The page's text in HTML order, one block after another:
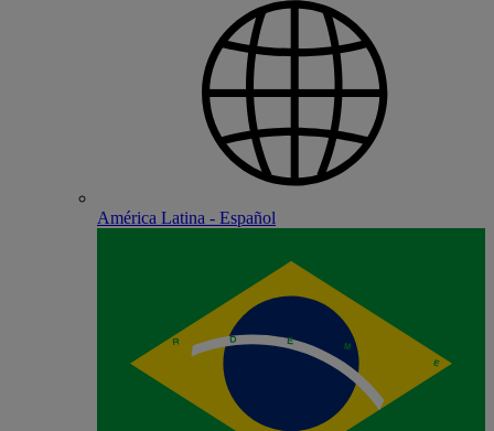
América Latina - Español